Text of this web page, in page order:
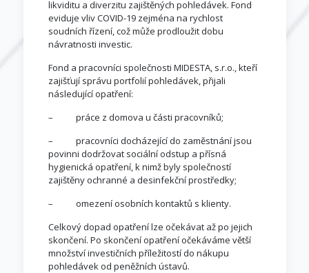
likviditu a diverzitu zajištěných pohledávek. Fond
eviduje vliv COVID-19 zejména na rychlost
soudních řízení, což může prodloužit dobu
návratnosti investic.
Fond a pracovníci společnosti MIDESTA, s.r.o., kteří
zajišťují správu portfolií pohledávek, přijali
následující opatření:
– práce z domova u části pracovníků;
– pracovníci docházející do zaměstnání jsou
povinni dodržovat sociální odstup a přísná
hygienická opatření, k nimž byly společností
zajištěny ochranné a desinfekční prostředky;
– omezení osobních kontaktů s klienty.
Celkový dopad opatření lze očekávat až po jejich
skončení. Po skončení opatření očekáváme větší
množství investičních příležitostí do nákupu
pohledávek od peněžních ústavů.